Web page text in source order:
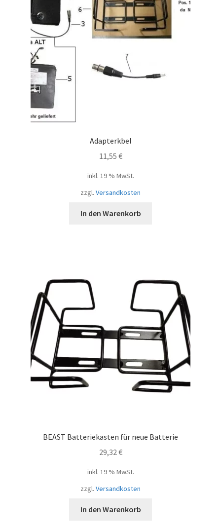
Adapterkbel
11,55 €
inkl. 19 % MwSt.
zzgl. Versandkosten
In den Warenkorb
BEAST Batteriekasten für neue Batterie
29,32 €
inkl. 19 % MwSt.
zzgl. Versandkosten
In den Warenkorb